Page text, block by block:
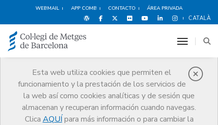
WEBMAIL APP COMB CONTACTO ÁREA PRIVADA
CATALÀ
Esta web utiliza cookies que permiten el
funcionamiento y la prestación de los servicios de
la web así como cookies analíticas y de sesión que
almacenan y recuperan información cuando navegas.
Clica AQUÍ para más información o para cambiar la
toggle
Noticias
Comunicación
Noticias
Convocatoria elecciones colegiales 2006